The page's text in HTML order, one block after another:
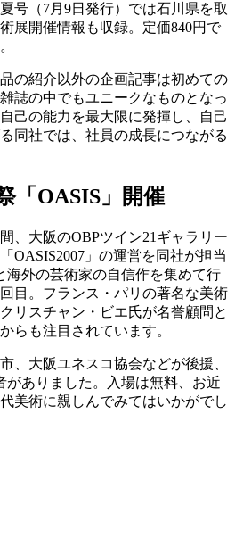
号（7月9日発行）では石川県を取
展開催情報も収録。定価840円で
の紹介以外の企画記事は初めての
誌の中でもユニークなものとなっ
己の能力を最大限に発揮し、自己
同社では、社員の成長につながる
「OASIS」開催
、大阪のOBPツイン21ギャラリー
OASIS2007」の運営を同社が担当
海外の芸術家の自信作を集めて行
目。フランス・パリの著名な美術
リスチャン・ビエ氏が名誉顧問と
らも注目されています。
、大阪ユネスコ協会などが後援、
がありました。入場は無料、お近
美術に親しんでみてはいかがでし